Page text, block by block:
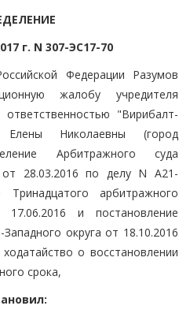
г. N 307-ЭС17-70
Федерации Разумов
жалобу учредителя
"Вирибалт-
Елены Николаевны (город
Арбитражного суда
от 28.03.2016 по делу N А21-
Тринадцатого арбитражного
и постановление
округа от 18.10.2016
о восстановлении
срока,